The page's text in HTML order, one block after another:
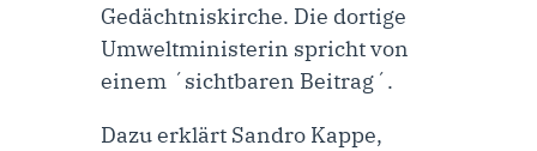
Gedächtniskirche. Die dortige
Umweltministerin spricht von
einem ´sichtbaren Beitrag´.
Dazu erklärt Sandro Kappe,